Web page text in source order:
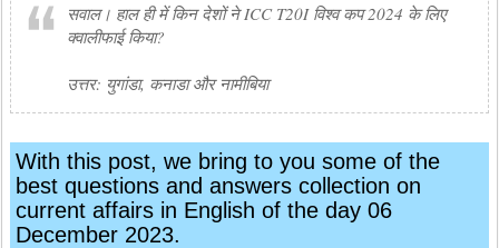
सवाल। हाल ही में किन देशों ने ICC T20I विश्व कप 2024 के लिए
क्वालीफाई किया?
उत्तर: युगांडा, कनाडा और नामीबिया
With this post, we bring to you some of the
best questions and answers collection on
current affairs in English of the day 06
December 2023.